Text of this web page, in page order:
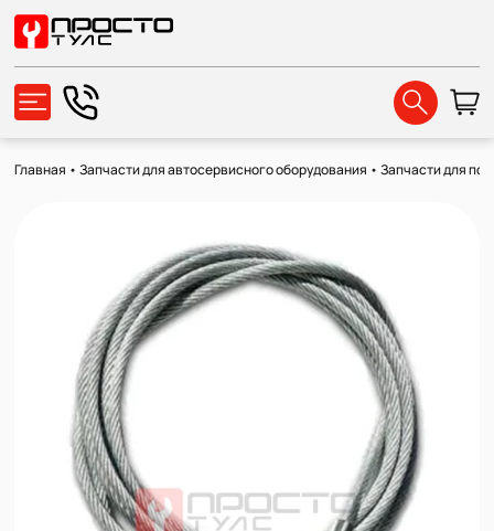
Главная •Запчасти для автосервисного оборудования •Запчасти для